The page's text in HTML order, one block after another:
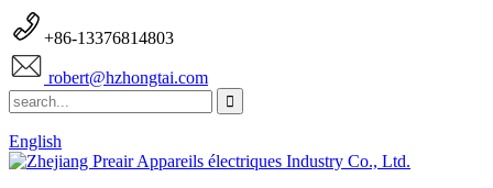
+86-13376814803
robert@hzhongtai.com
English